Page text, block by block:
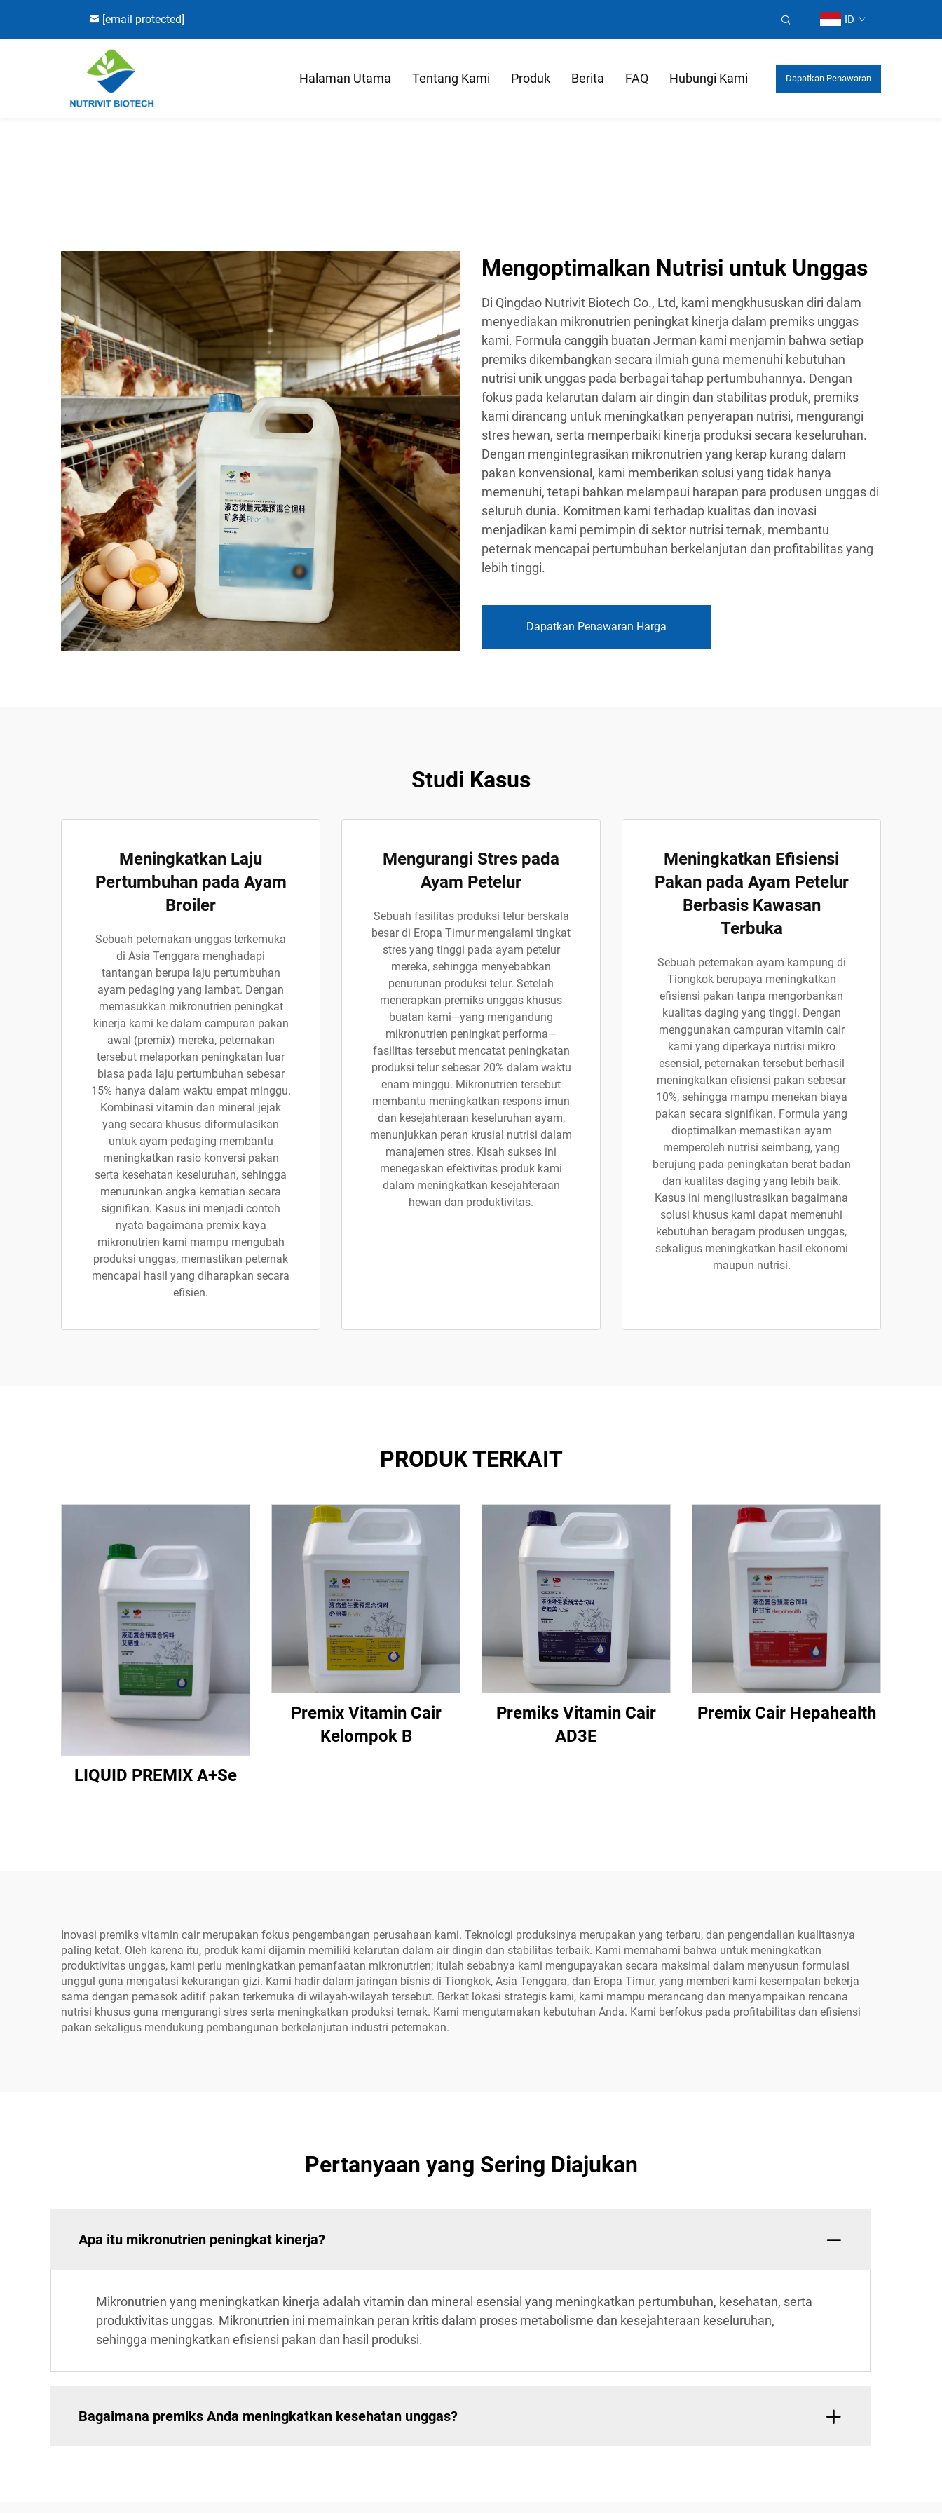
[email protected] ID
Halaman Utama Tentang Kami Produk Berita FAQ Hubungi Kami Dapatkan Penawaran
Mengoptimalkan Nutrisi untuk Unggas
Di Qingdao Nutrivit Biotech Co., Ltd, kami mengkhususkan diri dalam
menyediakan mikronutrien peningkat kinerja dalam premiks unggas
kami. Formula canggih buatan Jerman kami menjamin bahwa setiap
premiks dikembangkan secara ilmiah guna memenuhi kebutuhan
nutrisi unik unggas pada berbagai tahap pertumbuhannya. Dengan
fokus pada kelarutan dalam air dingin dan stabilitas produk, premiks
kami dirancang untuk meningkatkan penyerapan nutrisi, mengurangi
stres hewan, serta memperbaiki kinerja produksi secara keseluruhan.
Dengan mengintegrasikan mikronutrien yang kerap kurang dalam
pakan konvensional, kami memberikan solusi yang tidak hanya
memenuhi, tetapi bahkan melampaui harapan para produsen unggas di
seluruh dunia. Komitmen kami terhadap kualitas dan inovasi
menjadikan kami pemimpin di sektor nutrisi ternak, membantu
peternak mencapai pertumbuhan berkelanjutan dan profitabilitas yang
lebih tinggi.
Dapatkan Penawaran Harga
Studi Kasus
Meningkatkan Laju
Pertumbuhan pada Ayam
Broiler
Sebuah peternakan unggas terkemuka
di Asia Tenggara menghadapi
tantangan berupa laju pertumbuhan
ayam pedaging yang lambat. Dengan
memasukkan mikronutrien peningkat
kinerja kami ke dalam campuran pakan
awal (premix) mereka, peternakan
tersebut melaporkan peningkatan luar
biasa pada laju pertumbuhan sebesar
15% hanya dalam waktu empat minggu.
Kombinasi vitamin dan mineral jejak
yang secara khusus diformulasikan
untuk ayam pedaging membantu
meningkatkan rasio konversi pakan
serta kesehatan keseluruhan, sehingga
menurunkan angka kematian secara
signifikan. Kasus ini menjadi contoh
nyata bagaimana premix kaya
mikronutrien kami mampu mengubah
produksi unggas, memastikan peternak
mencapai hasil yang diharapkan secara
efisien.
Mengurangi Stres pada
Ayam Petelur
Sebuah fasilitas produksi telur berskala
besar di Eropa Timur mengalami tingkat
stres yang tinggi pada ayam petelur
mereka, sehingga menyebabkan
penurunan produksi telur. Setelah
menerapkan premiks unggas khusus
buatan kami—yang mengandung
mikronutrien peningkat performa—
fasilitas tersebut mencatat peningkatan
produksi telur sebesar 20% dalam waktu
enam minggu. Mikronutrien tersebut
membantu meningkatkan respons imun
dan kesejahteraan keseluruhan ayam,
menunjukkan peran krusial nutrisi dalam
manajemen stres. Kisah sukses ini
menegaskan efektivitas produk kami
dalam meningkatkan kesejahteraan
hewan dan produktivitas.
Meningkatkan Efisiensi
Pakan pada Ayam Petelur
Berbasis Kawasan
Terbuka
Sebuah peternakan ayam kampung di
Tiongkok berupaya meningkatkan
efisiensi pakan tanpa mengorbankan
kualitas daging yang tinggi. Dengan
menggunakan campuran vitamin cair
kami yang diperkaya nutrisi mikro
esensial, peternakan tersebut berhasil
meningkatkan efisiensi pakan sebesar
10%, sehingga mampu menekan biaya
pakan secara signifikan. Formula yang
dioptimalkan memastikan ayam
memperoleh nutrisi seimbang, yang
berujung pada peningkatan berat badan
dan kualitas daging yang lebih baik.
Kasus ini mengilustrasikan bagaimana
solusi khusus kami dapat memenuhi
kebutuhan beragam produsen unggas,
sekaligus meningkatkan hasil ekonomi
maupun nutrisi.
PRODUK TERKAIT
LIQUID PREMIX A+Se
Premix Vitamin Cair
Kelompok B
Premiks Vitamin Cair
AD3E
Premix Cair Hepahealth
Inovasi premiks vitamin cair merupakan fokus pengembangan perusahaan kami. Teknologi produksinya merupakan yang terbaru, dan pengendalian kualitasnya
paling ketat. Oleh karena itu, produk kami dijamin memiliki kelarutan dalam air dingin dan stabilitas terbaik. Kami memahami bahwa untuk meningkatkan
produktivitas unggas, kami perlu meningkatkan pemanfaatan mikronutrien; itulah sebabnya kami mengupayakan secara maksimal dalam menyusun formulasi
unggul guna mengatasi kekurangan gizi. Kami hadir dalam jaringan bisnis di Tiongkok, Asia Tenggara, dan Eropa Timur, yang memberi kami kesempatan bekerja
sama dengan pemasok aditif pakan terkemuka di wilayah-wilayah tersebut. Berkat lokasi strategis kami, kami mampu merancang dan menyampaikan rencana
nutrisi khusus guna mengurangi stres serta meningkatkan produksi ternak. Kami mengutamakan kebutuhan Anda. Kami berfokus pada profitabilitas dan efisiensi
pakan sekaligus mendukung pembangunan berkelanjutan industri peternakan.
Pertanyaan yang Sering Diajukan
Apa itu mikronutrien peningkat kinerja?
Mikronutrien yang meningkatkan kinerja adalah vitamin dan mineral esensial yang meningkatkan pertumbuhan, kesehatan, serta
produktivitas unggas. Mikronutrien ini memainkan peran kritis dalam proses metabolisme dan kesejahteraan keseluruhan,
sehingga meningkatkan efisiensi pakan dan hasil produksi.
Bagaimana premiks Anda meningkatkan kesehatan unggas?